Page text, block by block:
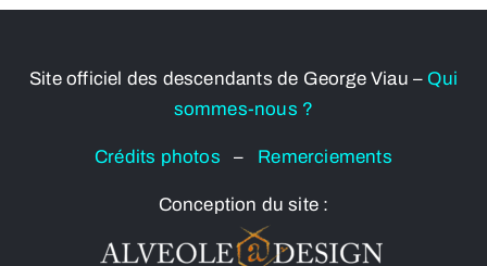
Site officiel des descendants de George Viau – Qui
sommes-nous ?
Crédits photos– Remerciements
Conception du site :